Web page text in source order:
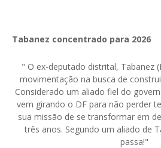
Tabanez concentrado para 2026
" O ex-deputado distrital, Tabanez
movimentação na busca de
Considerado um aliado fiel do
vem girando o DF para não perder
sua missão de se transformar em
três anos. Segundo um aliado de
passa!"